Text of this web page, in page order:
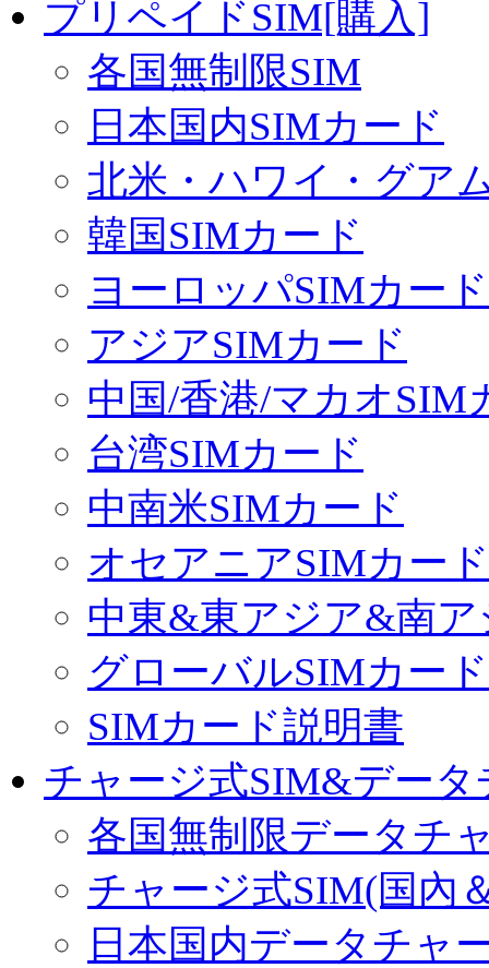
プリペイドSIM[購入]
各国無制限SIM
日本国内SIMカード
北米・ハワイ・グア
韓国SIMカード
ヨーロッパSIMカード
アジアSIMカード
中国/香港/マカオSIM
台湾SIMカード
中南米SIMカード
オセアニアSIMカード
中東&東アジア&南
グローバルSIMカード
SIMカード説明書
チャージ式SIM&デー
各国無制限データチ
チャージ式SIM(国內
日本国内データチャ